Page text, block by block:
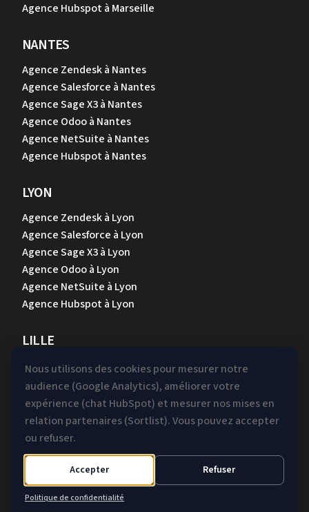
Agence Hubspot à Marseille
NANTES
Agence Zendesk à Nantes
Agence Salesforce à Nantes
Agence Sage X3 à Nantes
Agence Odoo à Nantes
Agence NetSuite à Nantes
Agence Hubspot à Nantes
LYON
Agence Zendesk à Lyon
Agence Salesforce à Lyon
Agence Sage X3 à Lyon
Agence Odoo à Lyon
Agence NetSuite à Lyon
Agence Hubspot à Lyon
LILLE
Agence Zendesk à Lille
Agence Salesforce à Lille
Agence Sage X3 à Lille
Agence Odoo à Lille
Agence NetSuite à Lille
Agence Hubspot à Lille
Mentions légales &
Confidentialité
Gestion des
Nous utilisons des cookies pour mesurer notre
audience (Google Analytics), améliorer votre
expérience (chat HubSpot) et mesurer nos mises en
relation partenaires (Sortlist). Vous pouvez accepter
ou refuser.
Accepter Refuser
Politique de confidentialité